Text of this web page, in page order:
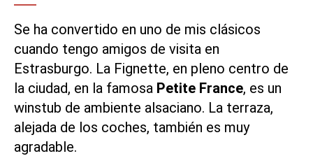
Se ha convertido en uno de mis clásicos
cuando tengo amigos de visita en
Estrasburgo. La Fignette, en pleno centro de
la ciudad, en la famosa Petite France, es un
winstub de ambiente alsaciano. La terraza,
alejada de los coches, también es muy
agradable.